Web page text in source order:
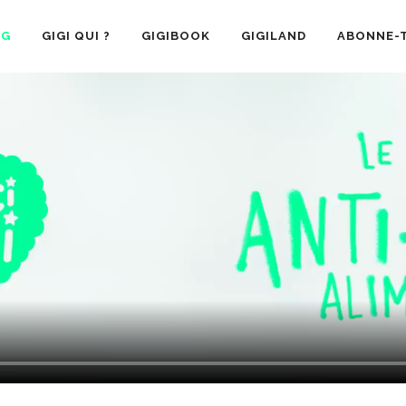
GIGI QUI ? GIGIBOOK GIGILAND ABONNE-